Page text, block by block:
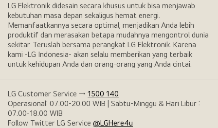
LG Elektronik didesain secara khusus untuk bisa menjawab
kebutuhan masa depan sekaligus hemat energi.
Memanfaatkannya secara optimal, menjadikan Anda lebih
produktif dan merasakan betapa mudahnya mengontrol dunia
sekitar. Teruslah bersama perangkat LG Elektronik. Karena
kami -LG Indonesia- akan selalu memberikan yang terbaik
untuk kehidupan Anda dan orang-orang yang Anda cintai.
LG Customer Service → 1500 140
Operasional: 07.00-20.00 WIB | Sabtu-Minggu & Hari Libur :
07.00-18.00 WIB
Follow Twitter LG Service @LGHere4u